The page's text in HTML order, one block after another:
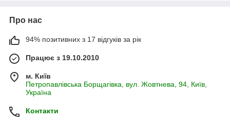
Про нас
94% позитивних з 17 відгуків за рік
Працює з 19.10.2010
м. Київ
Петропавлівська Борщагівка, вул. Жовтнева, 94, Київ,
Україна
Контакти